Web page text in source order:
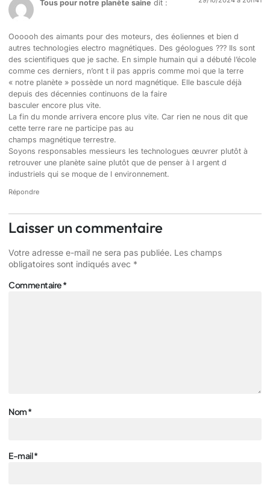
Tous pour notre planète saine dit :
Oooooh des aimants pour des moteurs, des éoliennes et bien d
autres technologies electro magnétiques. Des géologues ??? Ils sont
des scientifiques que je sache. En simple humain qui a débuté l’école
comme ces derniers, n’ont t il pas appris comme moi que la terre
« notre planète » possède un nord magnétique. Elle bascule déjà
depuis des décennies continuons de la faire
basculer encore plus vite.
La fin du monde arrivera encore plus vite. Car rien ne nous dit que
cette terre rare ne participe pas au
champs magnétique terrestre.
Soyons responsables messieurs les technologues œuvrer plutôt à
retrouver une planète saine plutôt que de penser à l argent d
industriels qui se moque de l environnement.
Répondre
Laisser un commentaire
Votre adresse e-mail ne sera pas publiée. Les champs
obligatoires sont indiqués avec *
Commentaire*
Nom*
E-mail*